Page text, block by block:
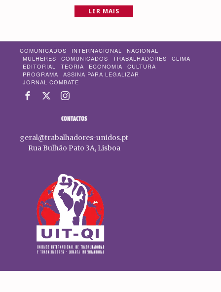
LER MAIS
COMUNICADOS INTERNACIONAL
NACIONAL
MULHERES
COMUNICADOS TRABALHADORES
CLIMA
EDITORIAL
TEORIA ECONOMIA
CULTURA
PROGRAMA
ASSINA PARA LEGALIZAR
JORNAL COMBATE
CONTACTOS
geral@trabalhadores-unidos.pt
Rua Bulhão Pato 3A, Lisboa